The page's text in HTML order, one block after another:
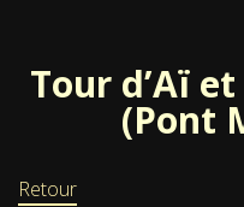
Tour d’Aï
(Pont
Retour